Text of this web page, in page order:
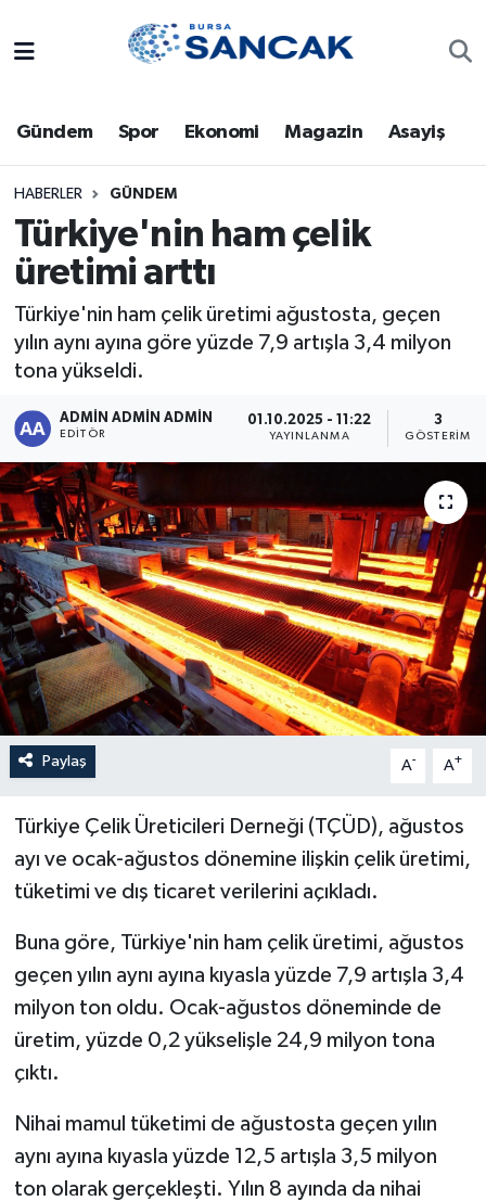
Gündem Spor Ekonomi Magazin Asayiş
HABERLER GÜNDEM
Türkiye'nin ham çelik
üretimi arttı
Türkiye'nin ham çelik üretimi ağustosta, geçen
yılın aynı ayına göre yüzde 7,9 artışla 3,4 milyon
tona yükseldi.
ADMİN ADMİN ADMİN
EDITÖR
01.10.2025 - 11:22
YAYINLANMA
3
GÖSTERIM
Paylaş A- A+
Türkiye Çelik Üreticileri Derneği (TÇÜD), ağustos
ayı ve ocak-ağustos dönemine ilişkin çelik üretimi,
tüketimi ve dış ticaret verilerini açıkladı.
Buna göre, Türkiye'nin ham çelik üretimi, ağustos
geçen yılın aynı ayına kıyasla yüzde 7,9 artışla 3,4
milyon ton oldu. Ocak-ağustos döneminde de
üretim, yüzde 0,2 yükselişle 24,9 milyon tona
çıktı.
Nihai mamul tüketimi de ağustosta geçen yılın
aynı ayına kıyasla yüzde 12,5 artışla 3,5 milyon
ton olarak gerçekleşti. Yılın 8 ayında da nihai
Bursa
Dünya
Eğitim
Ekonomi
Genel
Gündem
Magazin
Sağlık
Siyaset
Spor
Türkiye
Trafik Durumu
Süper Lig Puan Durumu ve Fikstür
Tüm Manşetler
Son Dakika Haberleri
Haber Arşivi